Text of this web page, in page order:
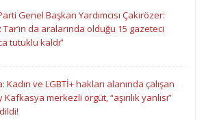
Genel Başkan Yardımcısı Çakırözer:
Tar’ın da aralarında olduğu 15 gazeteci
tutuklu kaldı”
Kadın ve LGBTİ+ hakları alanında çalışan
Kafkasya merkezli örgüt, “aşırılık yanlısı”